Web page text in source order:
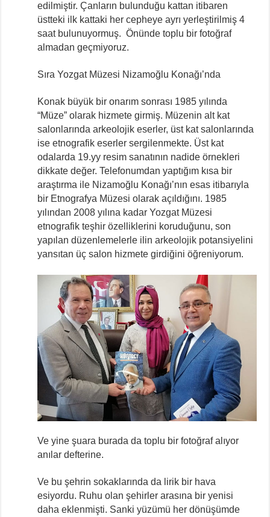
edilmiştir. Çanların bulunduğu kattan itibaren
üstteki ilk kattaki her cepheye ayrı yerleştirilmiş 4
saat bulunuyormuş. Önünde toplu bir fotoğraf
almadan geçmiyoruz.
Sıra Yozgat Müzesi Nizamoğlu Konağı’nda
Konak büyük bir onarım sonrası 1985 yılında
“Müze” olarak hizmete girmiş. Müzenin alt kat
salonlarında arkeolojik eserler, üst kat salonlarında
ise etnografik eserler sergilenmekte. Üst kat
odalarda 19.yy resim sanatının nadide örnekleri
dikkate değer. Telefonumdan yaptığım kısa bir
araştırma ile Nizamoğlu Konağı’nın esas itibarıyla
bir Etnografya Müzesi olarak açıldığını. 1985
yılından 2008 yılına kadar Yozgat Müzesi
etnografik teşhir özelliklerini koruduğunu, son
yapılan düzenlemelerle ilin arkeolojik potansiyelini
yansıtan üç salon hizmete girdiğini öğreniyorum.
Ve yine şuara burada da toplu bir fotoğraf alıyor
anılar defterine.
Ve bu şehrin sokaklarında da lirik bir hava
esiyordu. Ruhu olan şehirler arasına bir yenisi
daha eklenmişti. Sanki yüzümü her dönüşümde